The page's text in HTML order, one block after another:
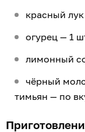
красный
огурец — 1
лимонный
чёрный
тимьян — по